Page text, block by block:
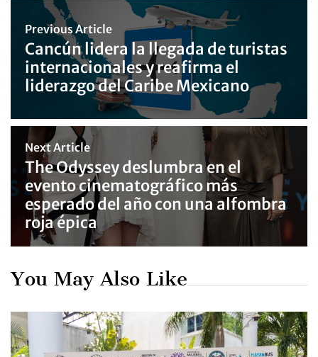
Previous Article
Cancún lidera la llegada de turistas
internacionales y reafirma el
liderazgo del Caribe Mexicano
Next Article
The Odyssey deslumbra en el
evento cinematográfico más
esperado del año con una alfombra
roja épica
You May Also Like